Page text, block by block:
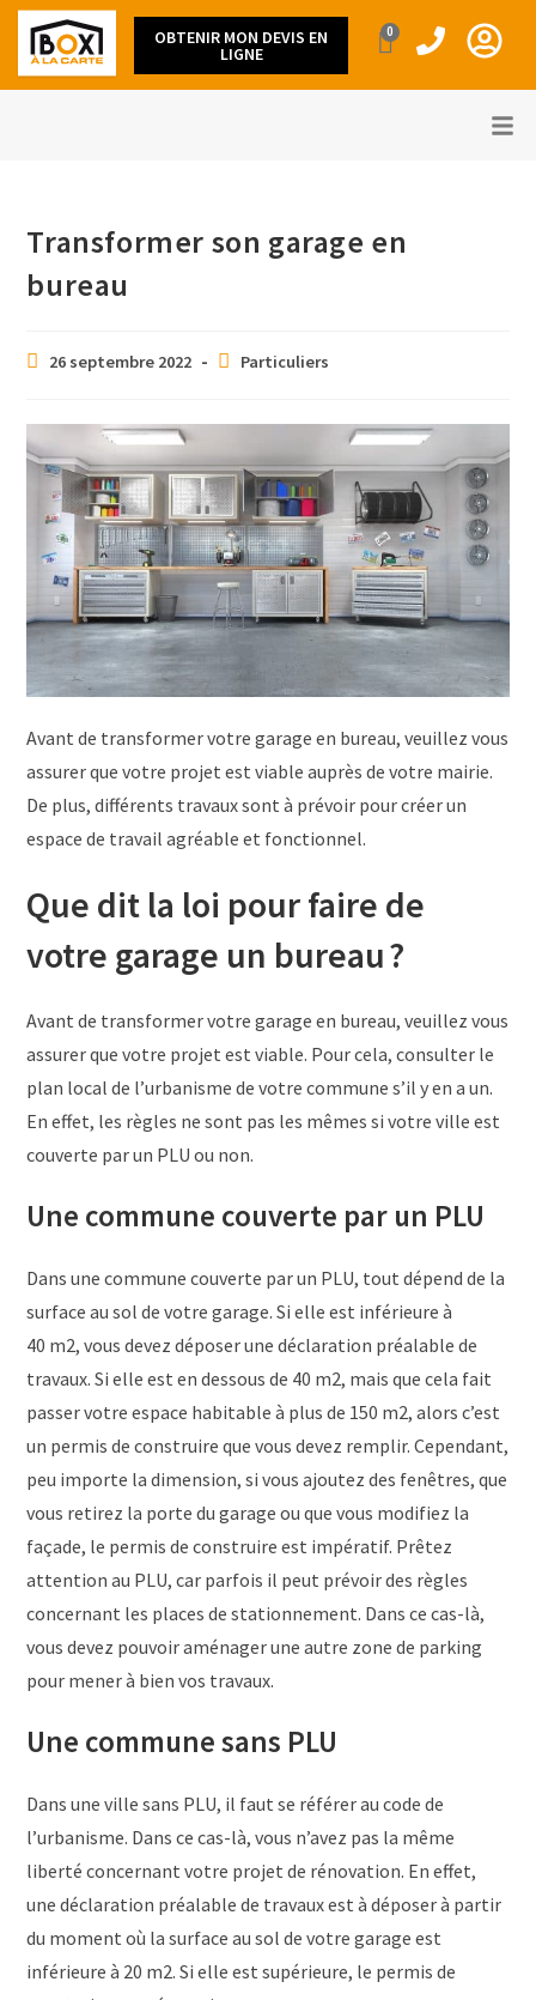
OBTENIR MON DEVIS EN
LIGNE
0
Transformer son garage en
bureau
26 septembre 2022 Particuliers
Avant de transformer votre garage en bureau, veuillez vous
assurer que votre projet est viable auprès de votre mairie.
De plus, différents travaux sont à prévoir pour créer un
espace de travail agréable et fonctionnel.
Que dit la loi pour faire de
votre garage un bureau ?
Avant de transformer votre garage en bureau, veuillez vous
assurer que votre projet est viable. Pour cela, consulter le
plan local de l’urbanisme de votre commune s’il y en a un.
En effet, les règles ne sont pas les mêmes si votre ville est
couverte par un PLU ou non.
Une commune couverte par un PLU
Dans une commune couverte par un PLU, tout dépend de la
surface au sol de votre garage. Si elle est inférieure à
40 m2, vous devez déposer une déclaration préalable de
travaux. Si elle est en dessous de 40 m2, mais que cela fait
passer votre espace habitable à plus de 150 m2, alors c’est
un permis de construire que vous devez remplir. Cependant,
peu importe la dimension, si vous ajoutez des fenêtres, que
vous retirez la porte du garage ou que vous modifiez la
façade, le permis de construire est impératif. Prêtez
attention au PLU, car parfois il peut prévoir des règles
concernant les places de stationnement. Dans ce cas-là,
vous devez pouvoir aménager une autre zone de parking
pour mener à bien vos travaux.
Une commune sans PLU
Dans une ville sans PLU, il faut se référer au code de
l’urbanisme. Dans ce cas-là, vous n’avez pas la même
liberté concernant votre projet de rénovation. En effet,
une déclaration préalable de travaux est à déposer à partir
du moment où la surface au sol de votre garage est
inférieure à 20 m2. Si elle est supérieure, le permis de